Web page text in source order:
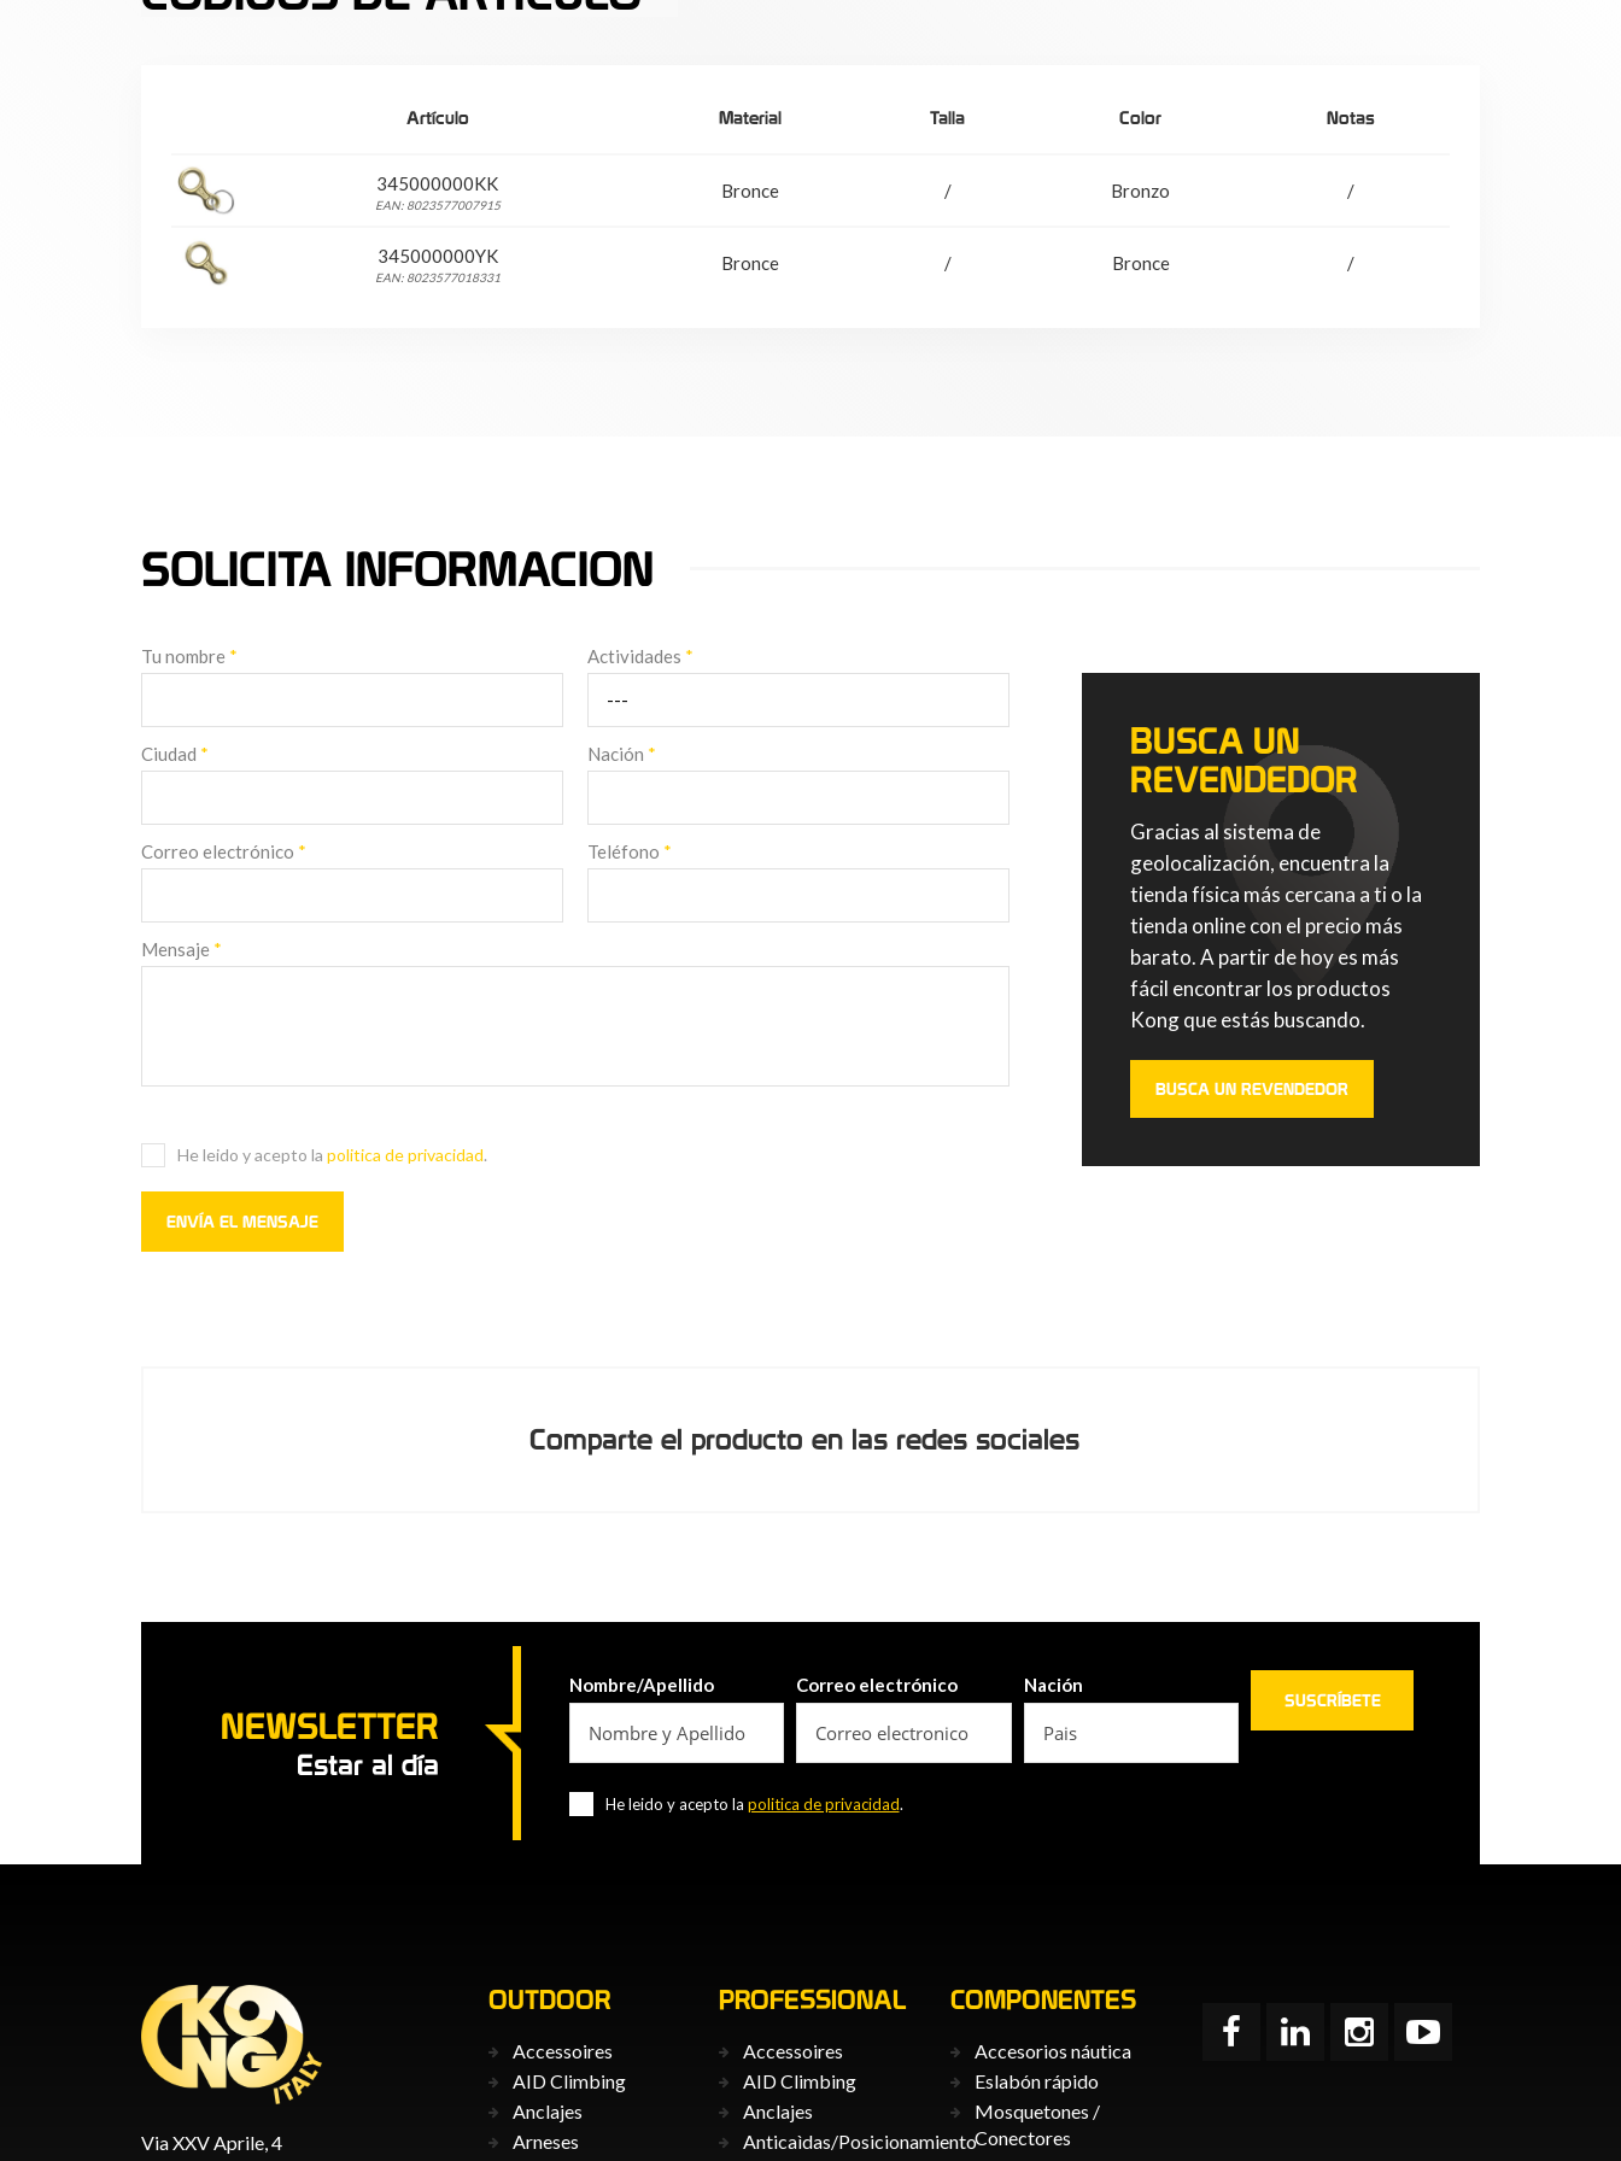
Artículo Material Talla Color Notas
345000000KK
EAN: 8023577007915
Bronce / Bronzo /
345000000YK
EAN: 8023577018331
Bronce / Bronce /
SOLICITA INFORMACION
Tu nombre * Actividades *
Ciudad * Nación *
Correo electrónico * Teléfono *
Mensaje *
He leido y acepto la politica de privacidad.
BUSCA UN
REVENDEDOR
Gracias al sistema de
geolocalización, encuentra la
tienda física más cercana a ti o la
tienda online con el precio más
barato. A partir de hoy es más
fácil encontrar los productos
Kong que estás buscando.
BUSCA UN REVENDEDOR
Comparte el producto en las redes sociales
NEWSLETTER
Estar al día
Nombre/Apellido Correo electrónico Nación
He leido y acepto la politica de privacidad.
Via XXV Aprile, 4
OUTDOOR
Accessoires
AID Climbing
Anclajes
Arneses
PROFESSIONAL
Accessoires
AID Climbing
Anclajes
Anticaìdas/Posicionamiento
COMPONENTES
Accesorios náutica
Eslabón rápido
Mosquetones /
Conectores